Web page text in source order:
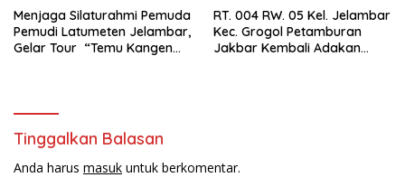
Menjaga Silaturahmi Pemuda
Pemudi Latumeten Jelambar,
Gelar Tour “Temu Kangen
RT. 004 RW. 05 Kel. Jelambar
Kec. Grogol Petamburan
Jakbar Kembali Adakan
Tinggalkan Balasan
Anda harus masuk untuk berkomentar.